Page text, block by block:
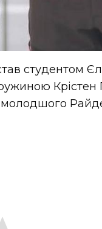
студентом
Крістен
молодшого